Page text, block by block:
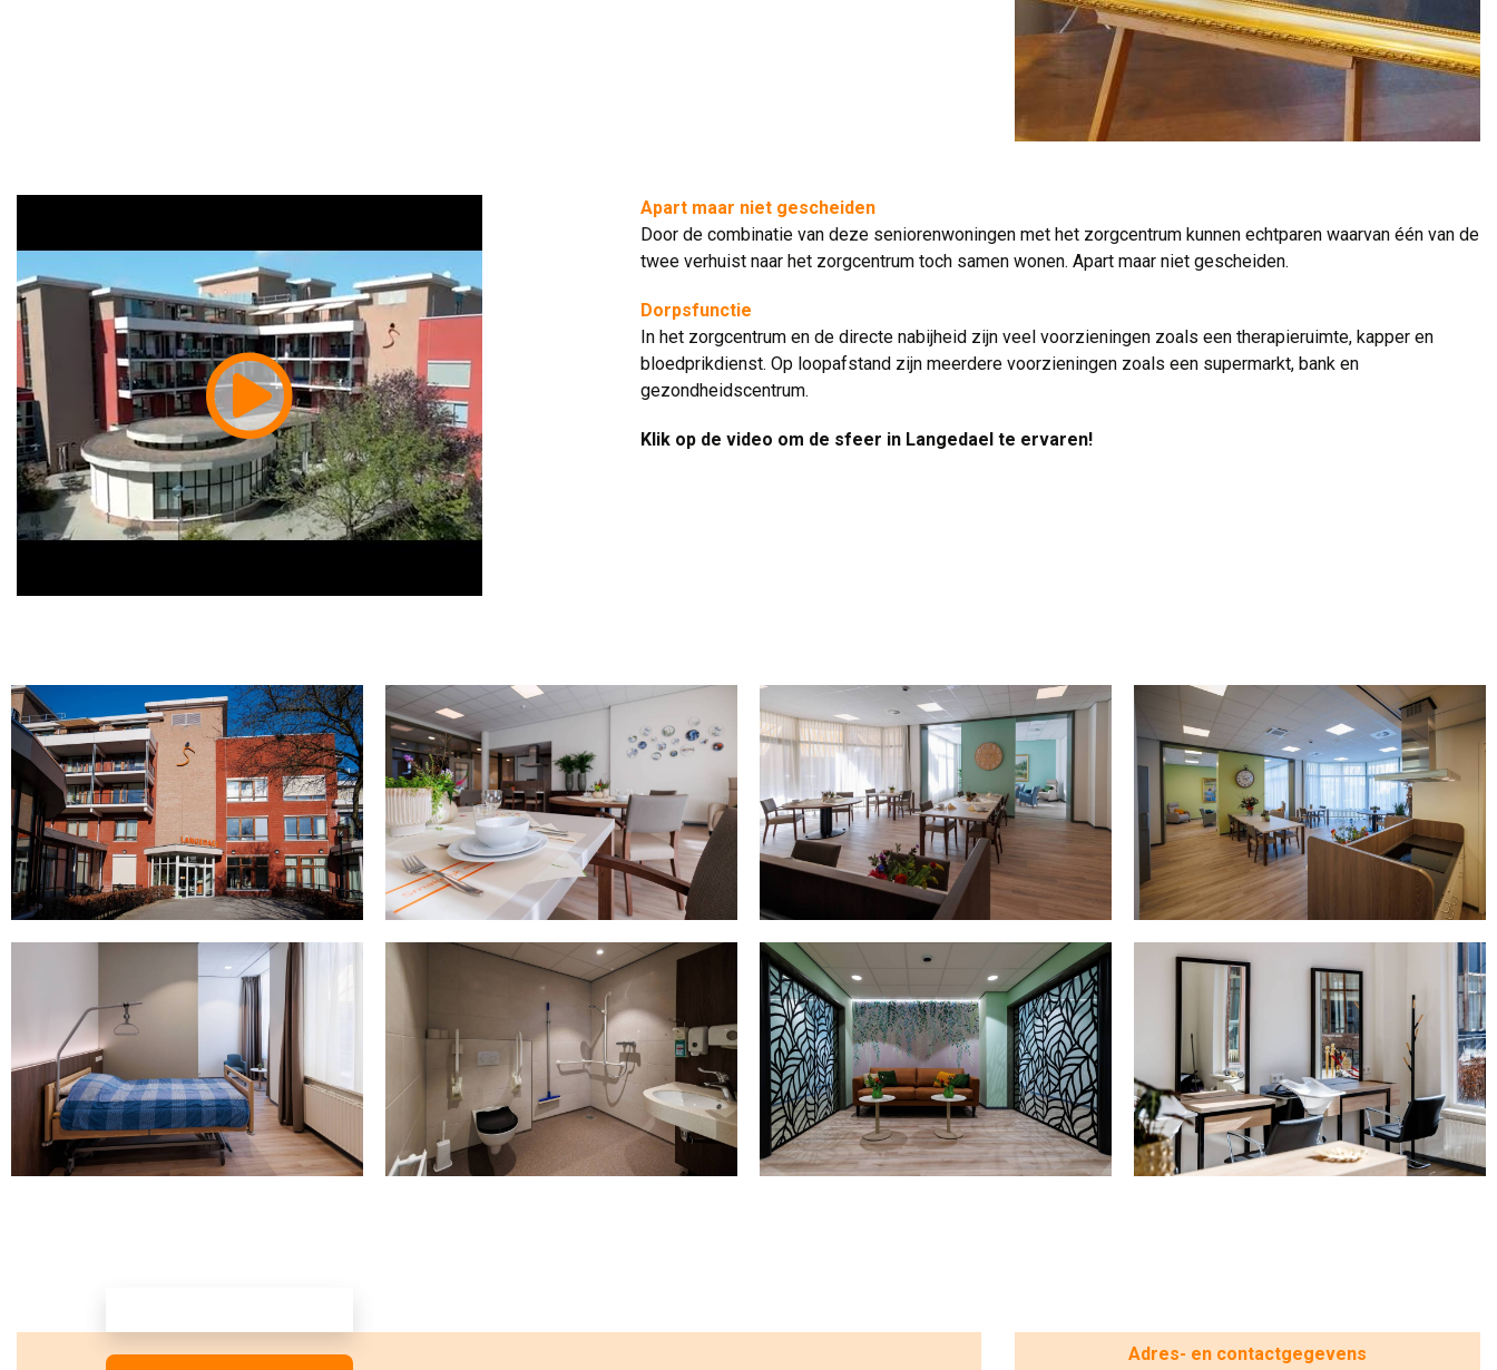
Apart maar niet gescheiden
Door de combinatie van deze seniorenwoningen met het zorgcentrum kunnen echtparen waarvan één van de
twee verhuist naar het zorgcentrum toch samen wonen. Apart maar niet gescheiden.
Dorpsfunctie
In het zorgcentrum en de directe nabijheid zijn veel voorzieningen zoals een therapieruimte, kapper en
bloedprikdienst. Op loopafstand zijn meerdere voorzieningen zoals een supermarkt, bank en
gezondheidscentrum.
Klik op de video om de sfeer in Langedael te ervaren!
Adres- en contactgegevens